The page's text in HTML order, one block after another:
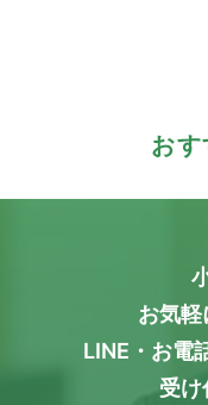
お
お気軽
LINE・お電
受け